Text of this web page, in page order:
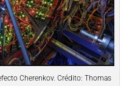
Cherenkov. Crédito: Thomas